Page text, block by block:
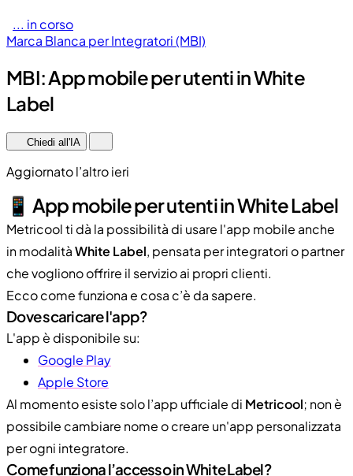
... in corso
Marca Blanca per Integratori (MBI)
MBI: App mobile per utenti in White
Label
Chiedi all'IA
Aggiornato l’altro ieri
📱 App mobile per utenti in White Label
Metricool ti dà la possibilità di usare l'app mobile anche
in modalitàWhite Label, pensata per integratori o partner
che vogliono offrire il servizio ai propri clienti.
Ecco come funziona e cosa c’è da sapere.
Dove scaricare l'app?
L'app è disponibile su:
Google Play
Apple Store
Al momento esiste solo l’app ufficiale di Metricool; non è
possibile cambiare nome o creare un'app personalizzata
per ogni integratore.
Come funziona l’accesso in White Label?